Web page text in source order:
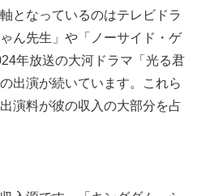
となっているのはテレビドラ
ん先生」や「ノーサイド・ゲ
年放送の大河ドラマ「光る君
出演が続いています。これら
演料が彼の収入の大部分を占